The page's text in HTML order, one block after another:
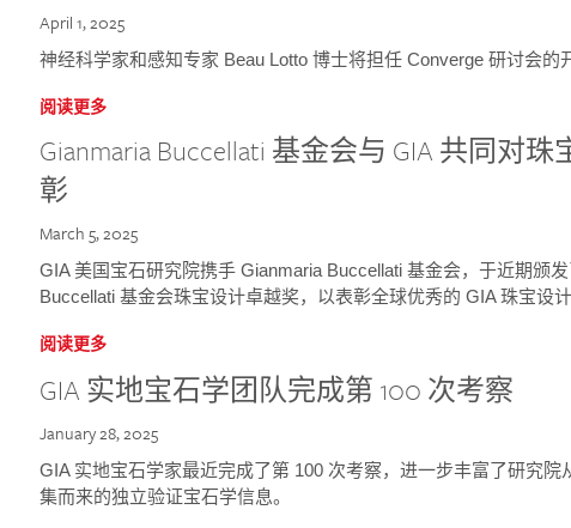
April 1, 2025
神经科学家和感知专家 Beau Lotto 博士将担任 Converge 研讨会的
阅读更多
Gianmaria Buccellati 基金会与 GIA 共同对
彰
March 5, 2025
GIA 美国宝石研究院携手 Gianmaria Buccellati 基金会，于近期颁
Buccellati 基金会珠宝设计卓越奖，以表彰全球优秀的 GIA 珠宝设计
阅读更多
GIA 实地宝石学团队完成第 100 次考察
January 28, 2025
GIA 实地宝石学家最近完成了第 100 次考察，进一步丰富了研究院
集而来的独立验证宝石学信息。